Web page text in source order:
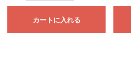
カートに入れる